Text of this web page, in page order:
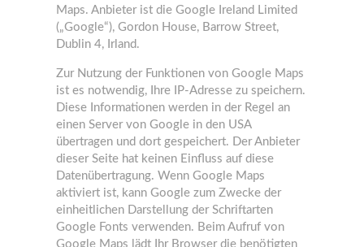
Maps. Anbieter ist die Google Ireland Limited
(„Google“), Gordon House, Barrow Street,
Dublin 4, Irland.
Zur Nutzung der Funktionen von Google Maps
ist es notwendig, Ihre IP-Adresse zu speichern.
Diese Informationen werden in der Regel an
einen Server von Google in den USA
übertragen und dort gespeichert. Der Anbieter
dieser Seite hat keinen Einfluss auf diese
Datenübertragung. Wenn Google Maps
aktiviert ist, kann Google zum Zwecke der
einheitlichen Darstellung der Schriftarten
Google Fonts verwenden. Beim Aufruf von
Google Maps lädt Ihr Browser die benötigten